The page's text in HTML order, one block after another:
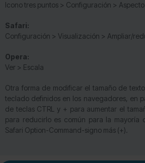
Icono tres puntos > Configuración >
Safari:
Configuración > Visualización > Ampliar/
Opera:
Ver > Escala
Otra forma de modificar el tamaño de
teclado definidos en los navegadores, en
de teclas CTRL y + para aumentar el
para reducirlo es común para la mayoría
Safari Option-Command-signo más (+).